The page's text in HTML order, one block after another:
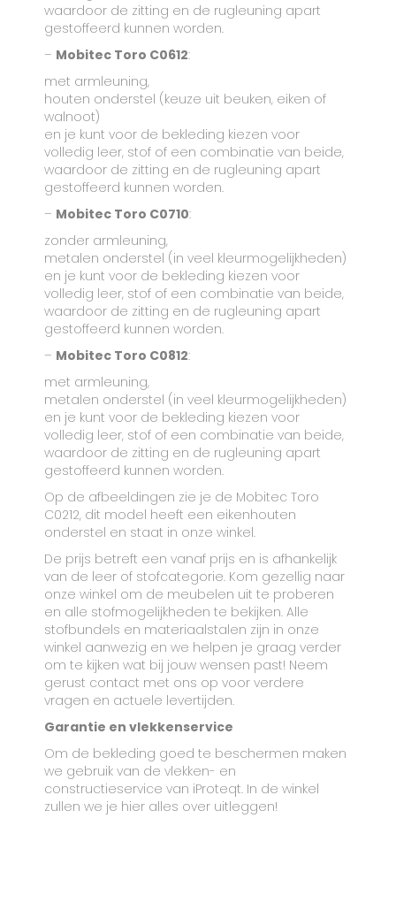
waardoor de zitting en de rugleuning apart
gestoffeerd kunnen worden.
– Mobitec Toro C0612:
met armleuning,
houten onderstel (keuze uit beuken, eiken of
walnoot)
en je kunt voor de bekleding kiezen voor
volledig leer, stof of een combinatie van beide,
waardoor de zitting en de rugleuning apart
gestoffeerd kunnen worden.
– Mobitec Toro C0710:
zonder armleuning,
metalen onderstel (in veel kleurmogelijkheden)
en je kunt voor de bekleding kiezen voor
volledig leer, stof of een combinatie van beide,
waardoor de zitting en de rugleuning apart
gestoffeerd kunnen worden.
– Mobitec Toro C0812:
met armleuning,
metalen onderstel (in veel kleurmogelijkheden)
en je kunt voor de bekleding kiezen voor
volledig leer, stof of een combinatie van beide,
waardoor de zitting en de rugleuning apart
gestoffeerd kunnen worden.
Op de afbeeldingen zie je de Mobitec Toro
C0212, dit model heeft een eikenhouten
onderstel en staat in onze winkel.
De prijs betreft een vanaf prijs en is afhankelijk
van de leer of stofcategorie. Kom gezellig naar
onze winkel om de meubelen uit te proberen
en alle stofmogelijkheden te bekijken. Alle
stofbundels en materiaalstalen zijn in onze
winkel aanwezig en we helpen je graag verder
om te kijken wat bij jouw wensen past! Neem
gerust contact met ons op voor verdere
vragen en actuele levertijden.
Garantie en vlekkenservice
Om de bekleding goed te beschermen maken
we gebruik van de vlekken- en
constructieservice van iProteqt. In de winkel
zullen we je hier alles over uitleggen!